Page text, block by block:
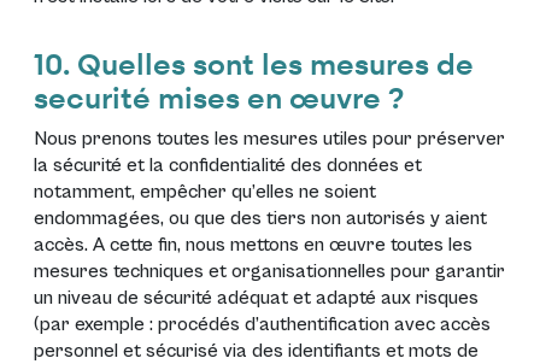
10. Quelles sont les mesures de
securité mises en œuvre ?
Nous prenons toutes les mesures utiles pour préserver
la sécurité et la confidentialité des données et
notamment, empêcher qu’elles ne soient
endommagées, ou que des tiers non autorisés y aient
accès. A cette fin, nous mettons en œuvre toutes les
mesures techniques et organisationnelles pour garantir
un niveau de sécurité adéquat et adapté aux risques
(par exemple : procédés d’authentification avec accès
personnel et sécurisé via des identifiants et mots de